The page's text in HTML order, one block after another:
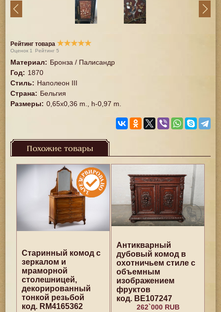
Рейтинг товара ★★★★★
Оценок 1 Рейтинг5
Материал: Бронза / Палисандр
Год: 1870
Стиль: Наполеон III
Страна: Бельгия
Размеры: 0,65x0,36 m., h-0,97 m.
Похожие товары
Старинный комод с
зеркалом и
мраморной
столешницей,
декорированный
тонкой резьбой
код. RM4165362
Антикварный
дубовый комод в
охотничьем стиле с
объемным
изображением
фруктов
код. BE107247
262`000 RUB